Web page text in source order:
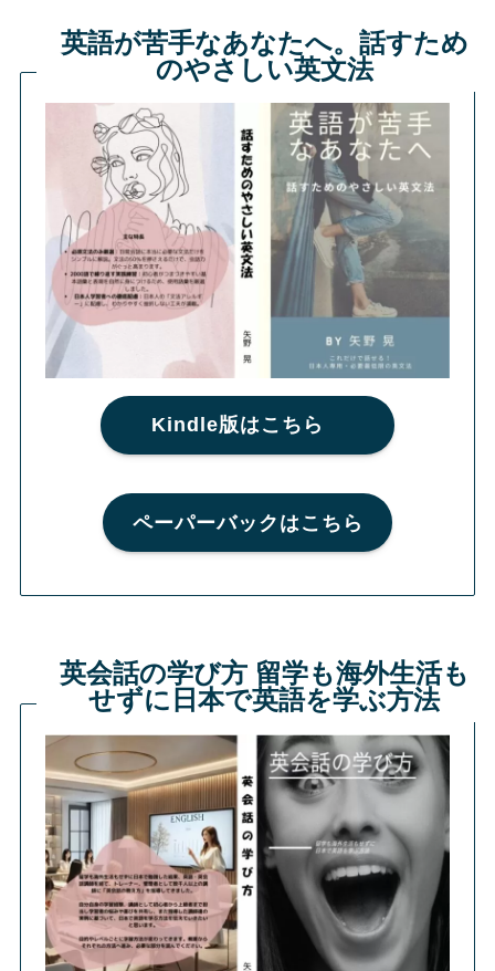
英語が苦手なあなたへ。話すため
のやさしい英文法
Kindle版はこちら
ペーパーバックはこちら
英会話の学び方 留学も海外生活も
せずに日本で英語を学ぶ方法